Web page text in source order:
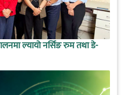
ल्यायो नर्सिङ रुम तथा डे-